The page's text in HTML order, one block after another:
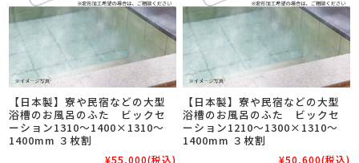
【日本製】寮や民宿などの大型
浴槽のお風呂のふた ビックセ
ーション1310～1400×1310～
1400mm ３枚割
¥55,000(税込)
【日本製】寮や民宿などの大型
浴槽のお風呂のふた ビックセ
ーション1210～1300×1310～
1400mm ３枚割
¥50,600(税込)